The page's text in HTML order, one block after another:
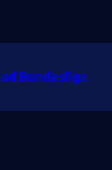
Bundeslige